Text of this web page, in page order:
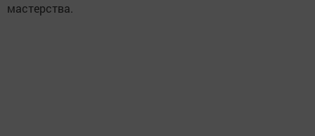
мастерства.